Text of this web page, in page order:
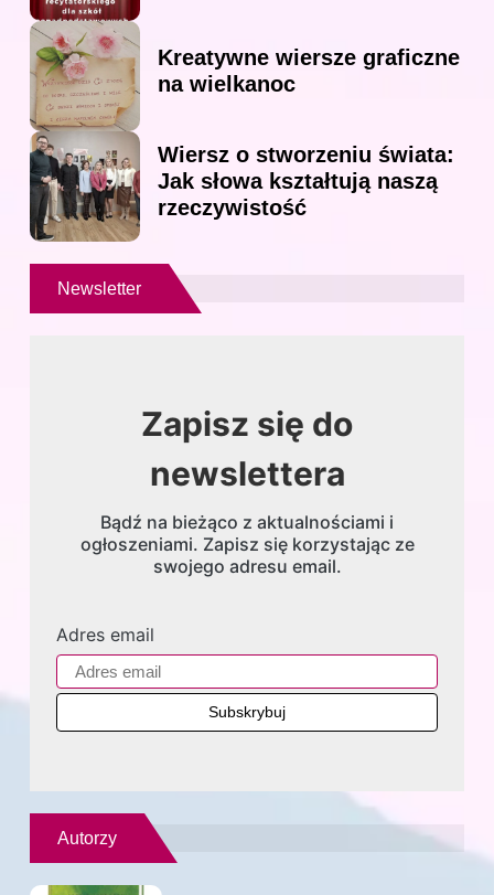
Kreatywne wiersze graficzne
na wielkanoc
Wiersz o stworzeniu świata:
Jak słowa kształtują naszą
rzeczywistość
Newsletter
Zapisz się do
newslettera
Bądź na bieżąco z aktualnościami i
ogłoszeniami. Zapisz się korzystając ze
swojego adresu email.
Adres email
Autorzy